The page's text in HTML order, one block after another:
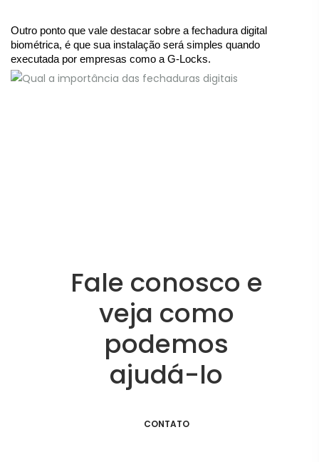
Outro ponto que vale destacar sobre a fechadura digital
biométrica, é que sua instalação será simples quando
executada por empresas como a G-Locks.
Fale conosco e
veja como
podemos
ajudá-lo
CONTATO